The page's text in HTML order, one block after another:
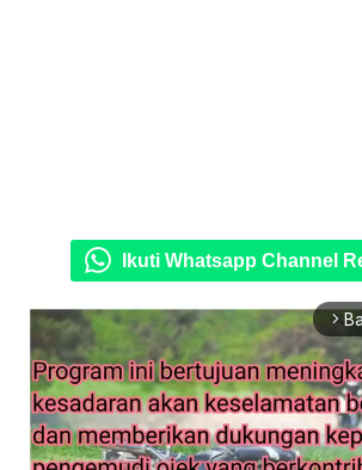
Ikuti Whatsapp Channel
arrow_forward_ios